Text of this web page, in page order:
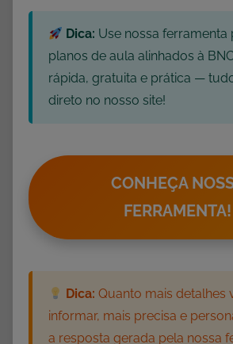
l
C
r
Dica: Use nossa ferramenta
planos de aula alinhados à
rápida, gratuita e prática —
direto no nosso site!
CONHEÇA
FERRAMENTA!
Dica: Quanto mais detalhes
informar, mais precisa e
a resposta gerada pela nossa